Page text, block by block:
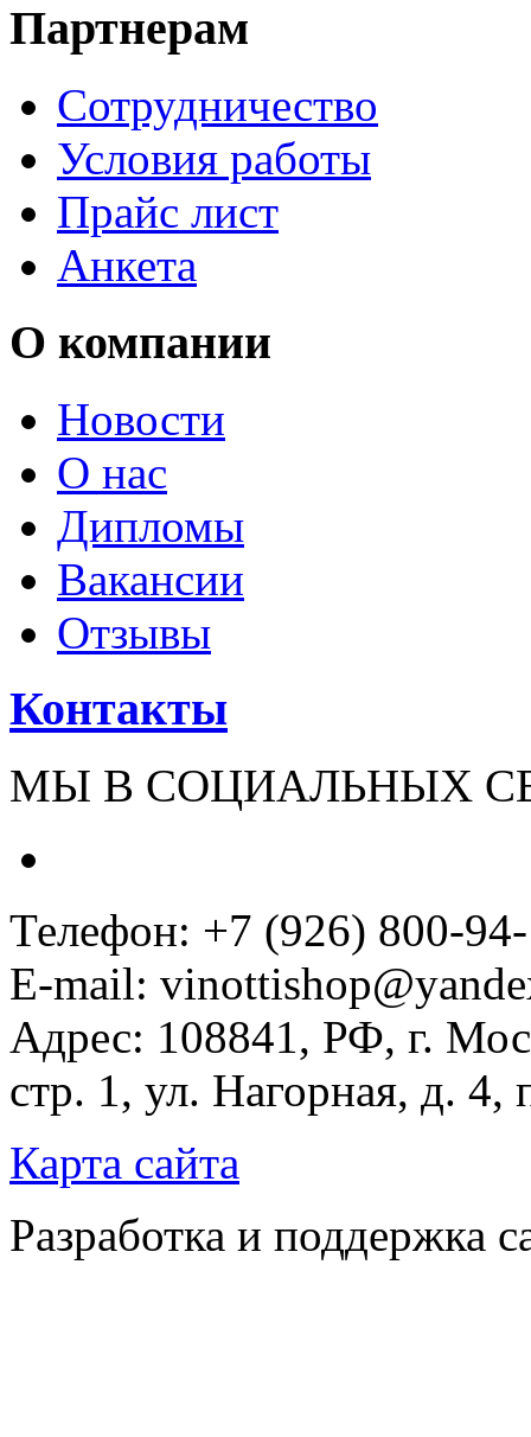
Партнерам
Сотрудничество
Условия работы
Прайс лист
Анкета
О компании
Новости
О нас
Дипломы
Вакансии
Отзывы
Контакты
МЫ В СОЦИАЛЬНЫХ
Телефон: +7 (926) 800-
E-mail:
Адрес: 108841, РФ, г.
стр. 1, ул. Нагорная, д.
Карта сайта
Разработка и поддержка